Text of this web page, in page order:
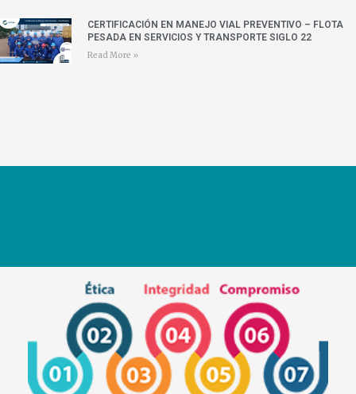
CERTIFICACIÓN EN MANEJO VIAL PREVENTIVO – FLOTA
PESADA EN SERVICIOS Y TRANSPORTE SIGLO 22
Read More »